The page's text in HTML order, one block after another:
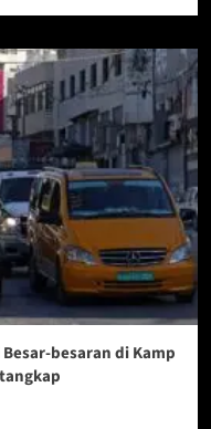
besaran di Kamp